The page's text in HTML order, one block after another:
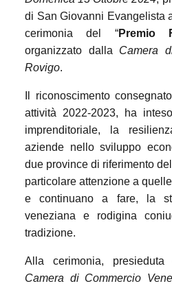
di San Giovanni Evangelista
cerimonia del “Premio
organizzato dalla Camera
Rovigo.
Il riconoscimento
attività 2022-2023, ha
imprenditoriale, la
aziende nello sviluppo
due province di riferimento
particolare attenzione a
e continuano a fare, la
veneziana e rodigina
tradizione.
Alla cerimonia,
Camera di Commercio